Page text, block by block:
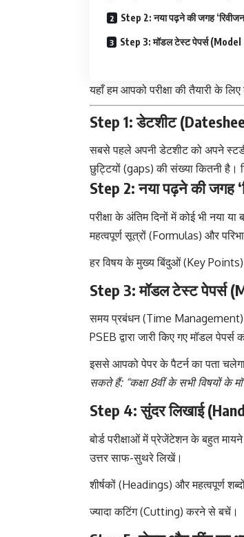
Step 2: नया पढ़ने की जगह
Step 3: मॉडल टेस्ट पेपर्स
यहाँ हम आपको परीक्षा की तैयारी के
Step 1: डेटशीट
सबसे पहले अपनी डेटशीट को अपने
छुट्टियों (gaps) की संख्या कितनी है।
Step 2: नया पढ़ने की जगह
परीक्षा के अंतिम दिनों में कोई भी नया
महत्वपूर्ण सूत्रों (Formulas) और
हर विषय के मुख्य बिंदुओं (Key Points)
Step 3: मॉडल टेस्ट पेपर्स
समय प्रबंधन (Time
PSEB द्वारा जारी किए गए मॉडल
इससे आपको पेपर के पैटर्न का पता
सकते हैं: “कक्षा 8वीं के सभी विषयों के
Step 4: सुंदर लिखाई
बोर्ड परीक्षाओं में प्रेजेंटेशन के बहुत
उत्तर साफ-सुथरे लिखें।
शीर्षकों (Headings) और महत्वपूर्ण
ज्यादा कटिंग (Cutting) करने से बचें।